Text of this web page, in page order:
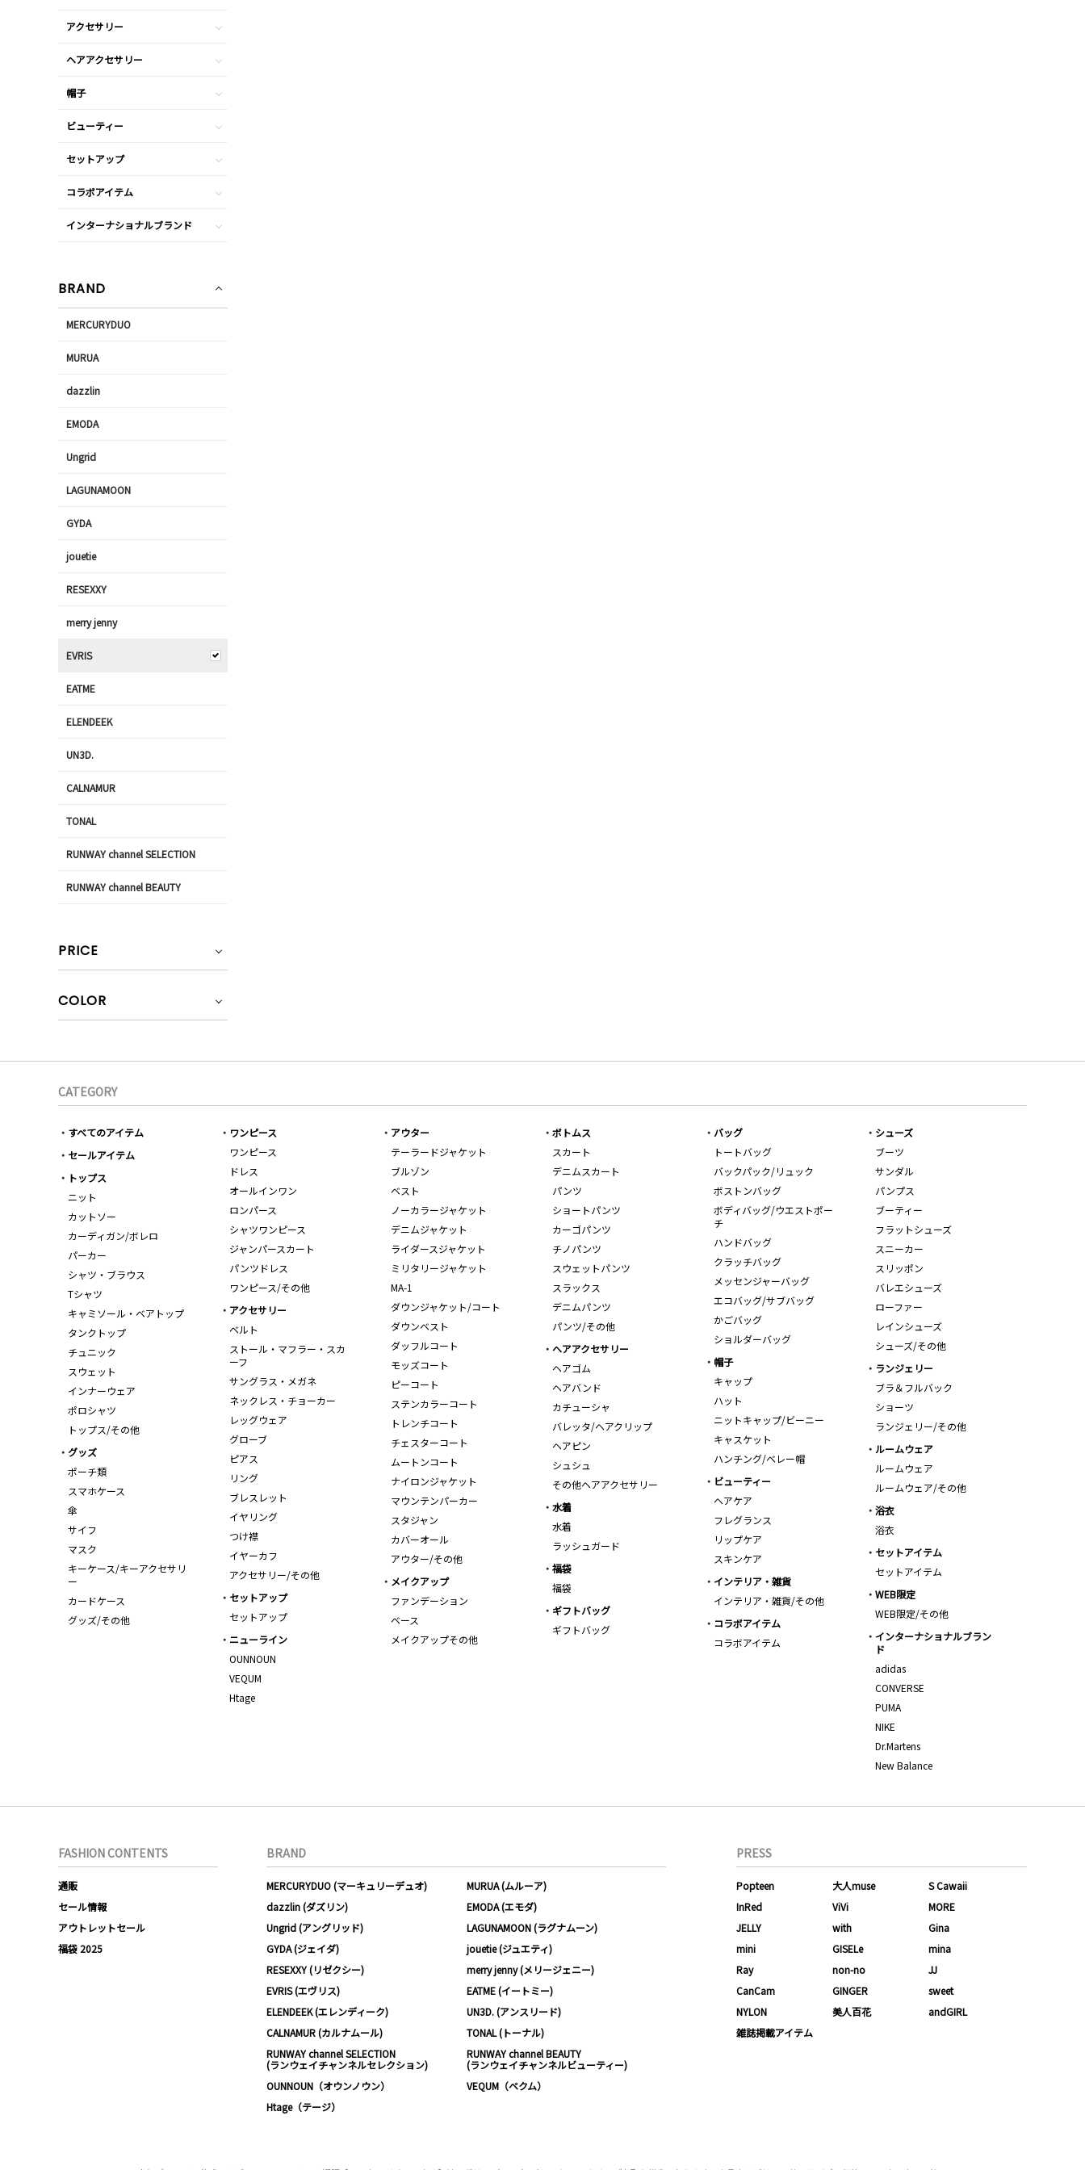
アクセサリー
ヘアアクセサリー
帽子
ビューティー
セットアップ
コラボアイテム
インターナショナルブランド
BRAND
MERCURYDUO
MURUA
dazzlin
EMODA
Ungrid
LAGUNAMOON
GYDA
jouetie
RESEXXY
merry jenny
EVRIS
EATME
ELENDEEK
UN3D.
CALNAMUR
TONAL
RUNWAY channel SELECTION
RUNWAY channel BEAUTY
PRICE
COLOR
CATEGORY
すべてのアイテム
セールアイテム
トップス
ニット
カットソー
カーディガン/ボレロ
パーカー
シャツ・ブラウス
Tシャツ
キャミソール・ベアトップ
タンクトップ
チュニック
スウェット
インナーウェア
ポロシャツ
トップス/その他
ワンピース
ワンピース
ドレス
オールインワン
ロンパース
シャツワンピース
ジャンパースカート
パンツドレス
ワンピース/その他
アウター
テーラードジャケット
ブルゾン
ベスト
ノーカラージャケット
デニムジャケット
ライダースジャケット
ミリタリージャケット
MA-1
ダウンジャケット/コート
ダウンベスト
ダッフルコート
モッズコート
ピーコート
ステンカラーコート
トレンチコート
チェスターコート
ムートンコート
ナイロンジャケット
マウンテンパーカー
スタジャン
カバーオール
アウター/その他
ボトムス
スカート
デニムスカート
パンツ
ショートパンツ
カーゴパンツ
チノパンツ
スウェットパンツ
スラックス
デニムパンツ
パンツ/その他
バッグ
トートバッグ
バックパック/リュック
ボストンバッグ
ボディバッグ/ウエストポー
チ
ハンドバッグ
クラッチバッグ
メッセンジャーバッグ
エコバッグ/サブバッグ
かごバッグ
ショルダーバッグ
シューズ
ブーツ
サンダル
パンプス
ブーティー
フラットシューズ
スニーカー
スリッポン
バレエシューズ
ローファー
レインシューズ
シューズ/その他
アクセサリー
ベルト
ストール・マフラー・スカ
ーフ
サングラス・メガネ
ネックレス・チョーカー
レッグウェア
グローブ
ピアス
リング
ブレスレット
イヤリング
つけ襟
イヤーカフ
アクセサリー/その他
ヘアアクセサリー
ヘアゴム
ヘアバンド
カチューシャ
バレッタ/ヘアクリップ
ヘアピン
シュシュ
その他ヘアアクセサリー
帽子
キャップ
ハット
ニットキャップ/ビーニー
キャスケット
ハンチング/ベレー帽
ランジェリー
ブラ＆フルバック
ショーツ
ランジェリー/その他
ルームウェア
ルームウェア
ルームウェア/その他
グッズ
ポーチ類
スマホケース
傘
サイフ
マスク
キーケース/キーアクセサリ
ー
カードケース
グッズ/その他
ビューティー
ヘアケア
フレグランス
リップケア
スキンケア
水着
水着
ラッシュガード
浴衣
浴衣
セットアイテム
セットアイテム
福袋
福袋
メイクアップ
ファンデーション
ベース
メイクアップその他
インテリア・雑貨
インテリア・雑貨/その他
WEB限定
WEB限定/その他
セットアップ
セットアップ
ギフトバッグ
ギフトバッグ
コラボアイテム
コラボアイテム
インターナショナルブラン
ド
adidas
CONVERSE
PUMA
NIKE
Dr.Martens
New Balance
ニューライン
OUNNOUN
VEQUM
Htage
FASHION CONTENTS
通販
セール情報
アウトレットセール
福袋 2025
BRAND
MERCURYDUO (マーキュリーデュオ)
MURUA (ムルーア)
dazzlin (ダズリン)
EMODA (エモダ)
Ungrid (アングリッド)
LAGUNAMOON (ラグナムーン)
GYDA (ジェイダ)
jouetie (ジュエティ)
RESEXXY (リゼクシー)
merry jenny (メリージェニー)
EVRIS (エヴリス)
EATME (イートミー)
ELENDEEK (エレンディーク)
UN3D. (アンスリード)
CALNAMUR (カルナムール)
TONAL (トーナル)
RUNWAY channel SELECTION
(ランウェイチャンネルセレクション)
RUNWAY channel BEAUTY
(ランウェイチャンネルビューティー)
OUNNOUN（オウンノウン）
VEQUM（ベクム）
Htage（テージ）
PRESS
Popteen 大人muse
S Cawaii
InRed
ViVi
MORE
JELLY
with
Gina
mini
GISELe
mina
Ray
non-no
JJ
CanCam
GINGER
sweet
NYLON
美人百花
andGIRL
雑誌掲載アイテム